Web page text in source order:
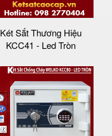
Két Sắt Thương Hiệu
KCC41 - Led Tròn